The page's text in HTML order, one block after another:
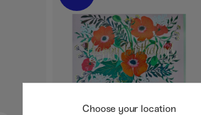
Choose your location